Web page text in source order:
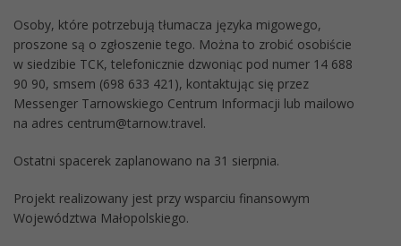
Osoby, które potrzebują tłumacza języka migowego,
proszone są o zgłoszenie tego. Można to zrobić osobiście
w siedzibie TCK, telefonicznie dzwoniąc pod numer 14 688
90 90, smsem (698 633 421), kontaktując się przez
Messenger Tarnowskiego Centrum Informacji lub mailowo
na adres centrum@tarnow.travel.
Ostatni spacerek zaplanowano na 31 sierpnia.
Projekt realizowany jest przy wsparciu finansowym
Województwa Małopolskiego.